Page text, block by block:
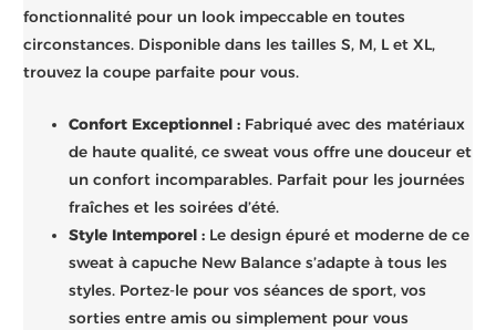
fonctionnalité pour un look impeccable en toutes
circonstances. Disponible dans les tailles S, M, L et XL,
trouvez la coupe parfaite pour vous.
Confort Exceptionnel : Fabriqué avec des matériaux
de haute qualité, ce sweat vous offre une douceur et
un confort incomparables. Parfait pour les journées
fraîches et les soirées d’été.
Style Intemporel : Le design épuré et moderne de ce
sweat à capuche New Balance s’adapte à tous les
styles. Portez-le pour vos séances de sport, vos
sorties entre amis ou simplement pour vous